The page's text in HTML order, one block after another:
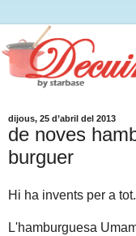
dijous, 25 d’abril del 2013
de noves
burguer
Hi ha invents per a tot.
L'hamburguesa